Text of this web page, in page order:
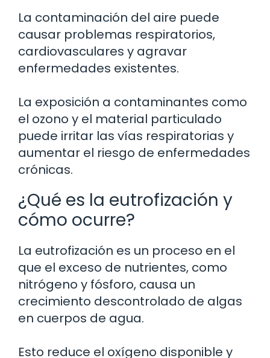
La contaminación del aire puede
causar problemas respiratorios,
cardiovasculares y agravar
enfermedades existentes.
La exposición a contaminantes como
el ozono y el material particulado
puede irritar las vías respiratorias y
aumentar el riesgo de enfermedades
crónicas.
¿Qué es la eutrofización y
cómo ocurre?
La eutrofización es un proceso en el
que el exceso de nutrientes, como
nitrógeno y fósforo, causa un
crecimiento descontrolado de algas
en cuerpos de agua.
Esto reduce el oxígeno disponible y